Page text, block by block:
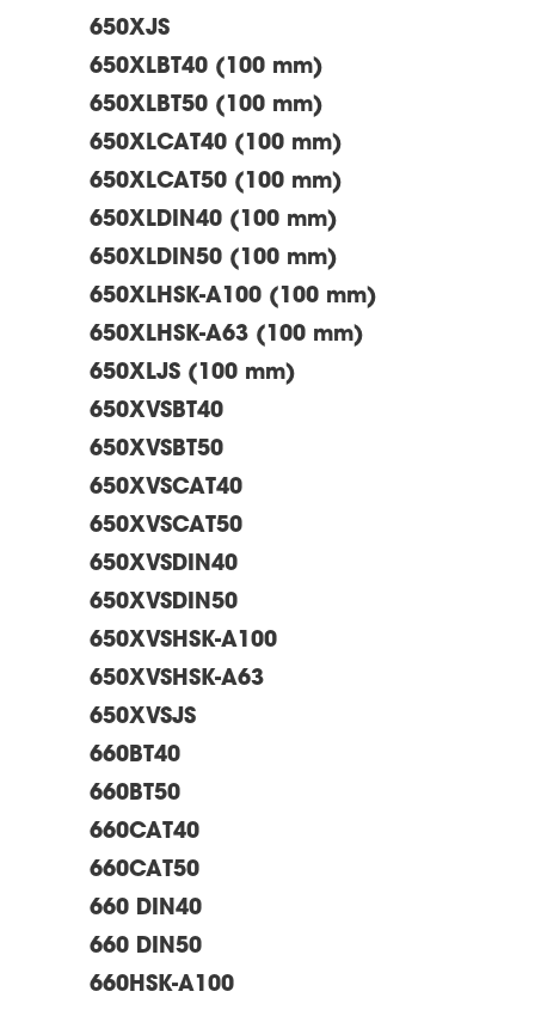
650XJS
650XLBT40 (100 mm)
650XLBT50 (100 mm)
650XLCAT40 (100 mm)
650XLCAT50 (100 mm)
650XLDIN40 (100 mm)
650XLDIN50 (100 mm)
650XLHSK-A100 (100 mm)
650XLHSK-A63 (100 mm)
650XLJS (100 mm)
650XVSBT40
650XVSBT50
650XVSCAT40
650XVSCAT50
650XVSDIN40
650XVSDIN50
650XVSHSK-A100
650XVSHSK-A63
650XVSJS
660BT40
660BT50
660CAT40
660CAT50
660 DIN40
660 DIN50
660HSK-A100